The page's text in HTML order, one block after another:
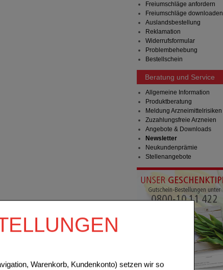
Warenkorb, Kundenkonto) setzen wir so
Freiumschläge anfordern
Freiumschläge downloaden
Auslandsbestellung
Reklamation
Widerrufsformular
Problembehebung
Bestellschein
Beratung und Service
Allgemeine Information
Produktberatung
Meldung Arzneimittelrisiken
Zuzahlungsfreie Arzneien
Angebote & Downloads
Newsletter
Neukundenprämie
Stellenangebote